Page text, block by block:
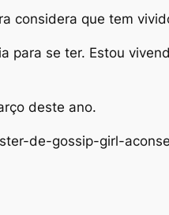
considera que tem
para se ter. Estou
deste ano.
de-gossip-girl-